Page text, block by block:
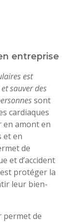
entreprise
est
sauver des
sont
cardiaques
en amont en
et en
de
et d’accident
protéger la
leur bien-
permet de